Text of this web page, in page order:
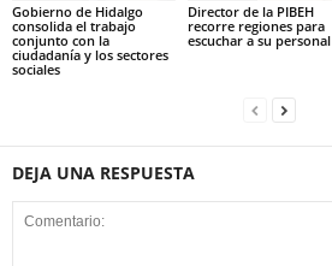
Gobierno de Hidalgo
consolida el trabajo
conjunto con la
ciudadanía y los sectores
sociales
Director de la PIBEH
recorre regiones para
escuchar a su personal
DEJA UNA RESPUESTA